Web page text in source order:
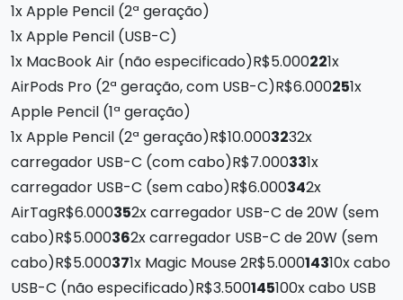
1x Apple Pencil (2ª geração)
1x Apple Pencil (USB-C)
1x MacBook Air (não especificado)R$5.000221x
AirPods Pro (2ª geração, com USB-C)R$6.000251x
Apple Pencil (1ª geração)
1x Apple Pencil (2ª geração)R$10.0003232x
carregador USB-C (com cabo)R$7.000331x
carregador USB-C (sem cabo)R$6.000342x
AirTagR$6.000352x carregador USB-C de 20W (sem
cabo)R$5.000362x carregador USB-C de 20W (sem
cabo)R$5.000371x Magic Mouse 2R$5.00014310x cabo
USB-C (não especificado)R$3.500145100x cabo USB